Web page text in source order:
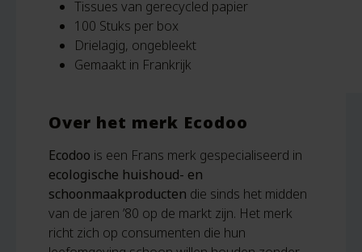
Tissues van gerecycled papier
100 Stuks per box
Drielagig, ongebleekt
Gemaakt in Frankrijk
Over het merk Ecodoo
Ecodoo is een Frans merk gespecialiseerd in
ecologische huishoud- en
schoonmaakproducten die sinds het midden
van de jaren ’80 op de markt zijn. Het merk
richt zich op consumenten die hun